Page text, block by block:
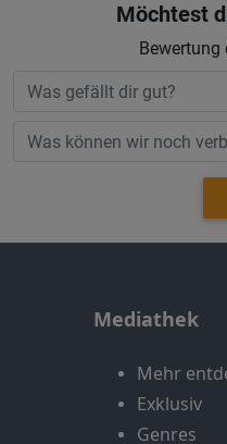
Möchtest
Bewertung
Mediathek
Mehr
Exklusiv
Genres